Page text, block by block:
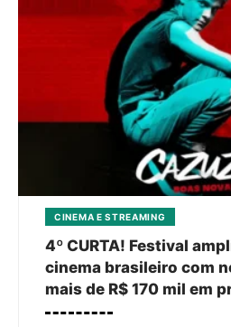
CINEMA E STREAMING
4º CURTA! Festival
cinema brasileiro com
mais de R$ 170 mil em